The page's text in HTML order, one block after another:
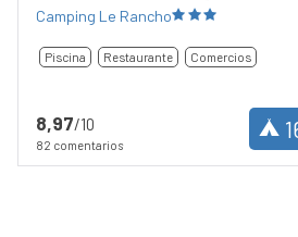
Camping Le Rancho
Piscina Restaurante Comercios
8,97/10
82 comentarios